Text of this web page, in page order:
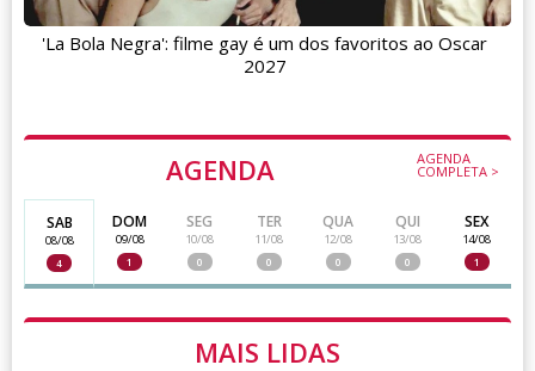
AGENDA AGENDA
COMPLETA >
SAB
08/08
4
DOM
09/08
1
SEG
10/08
0
TER
11/08
0
QUA
12/08
0
QUI
13/08
0
SEX
14/08
1
MAIS LIDAS
'La Bola Negra': filme gay é um dos favoritos ao Oscar
2027